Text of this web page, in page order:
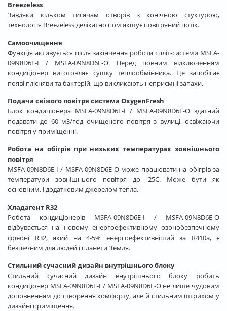
Breezeless
Завдяки кільком тисячам отворів з конічною стуктурою,
технологія Breezeless делікатно пом'якшує повітряний потік.
Самоочищення
Функція активується після закінчення роботи спліт-системи MSFA-
09N8D6E-I / MSFA-09N8D6E-O. Перед повним відключенням
кондиціонер виготовляє сушку теплообмінника. Це запобігає
появі плісняви та бактерій, що викликають неприємні запахи.
Подача свіжого повітря система OxygenFresh
Блок кондиціонера MSFA-09N8D6E-I / MSFA-09N8D6E-O здатний
подавати до 60 м3/год очищеного повітря з вулиці, освіжаючи
повітря у приміщенні.
Робота на обігрів при низьких температурах зовнішнього
повітря
MSFA-09N8D6E-I / MSFA-09N8D6E-O може працювати на обігрів за
температури зовнішнього повітря до -25С. Може бути як
основним, і додатковим джерелом тепла.
Хладагент R32
Робота кондиціонерів MSFA-09N8D6E-I / MSFA-09N8D6E-O
відбувається на новому енергоефективному озонобезпечному
фреоні R32, який на 4-5% енергоефективніший за R410a, є
безпечним для людей і планети Земля.
Стильний сучасний дизайн внутрішнього блоку
Стильний сучасний дизайн внутрішнього блоку робить
кондиціонер MSFA-09N8D6E-I / MSFA-09N8D6E-O не лише чудовим
доповненням до створення комфорту, але й стильним штрихом у
дизайні приміщення.